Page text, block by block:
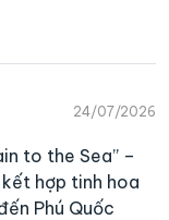
24/07/2026
to the Sea” –
hợp tinh hoa
Phú Quốc